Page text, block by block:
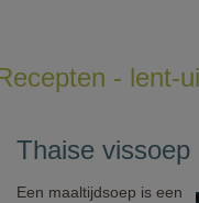
- lent-ui
Thaise vissoep
Een maaltijdsoep is een